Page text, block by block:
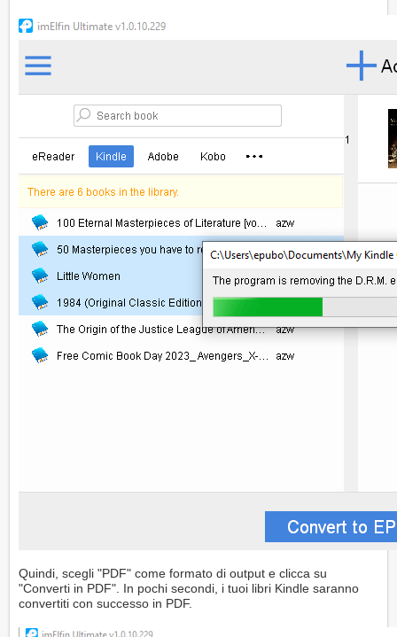
Quindi, scegli "PDF" come formato di output e clicca su
"Converti in PDF". In pochi secondi, i tuoi libri Kindle saranno
convertiti con successo in PDF.